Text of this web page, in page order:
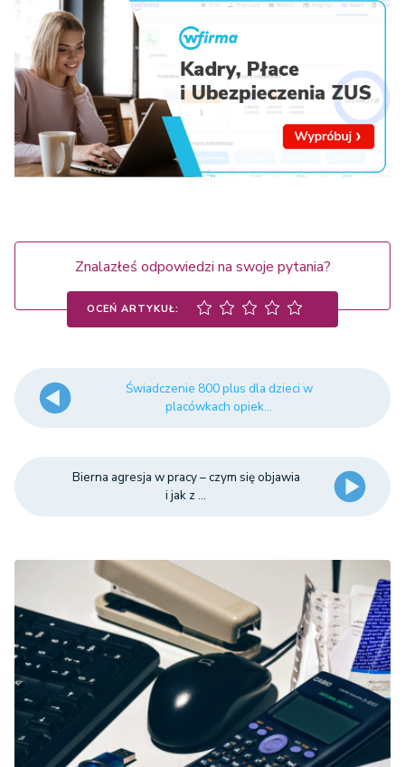
Znalazłeś odpowiedzi na swoje pytania?
OCEŃ ARTYKUŁ:
Świadczenie 800 plus dla dzieci w
placówkach opiek...
Bierna agresja w pracy – czym się objawia
i jak z ...